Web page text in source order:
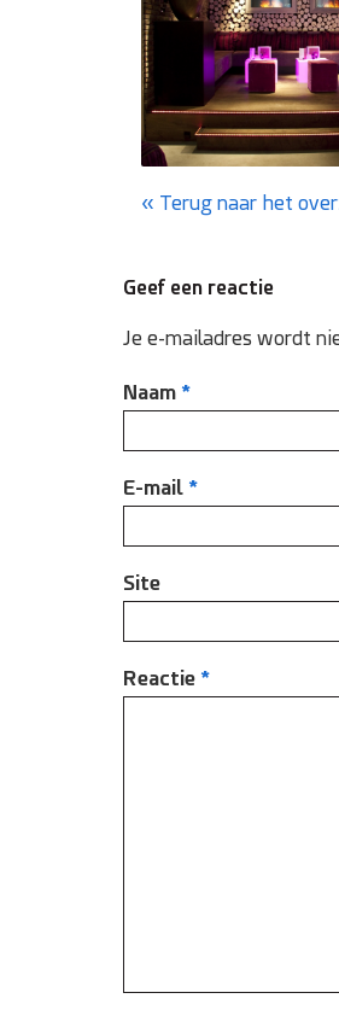
Terug naar het
Geef een reactie
Je e-mailadres wordt
Naam *
E-mail *
Site
Reactie *